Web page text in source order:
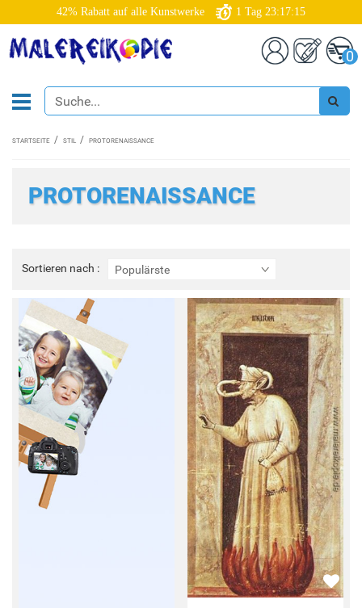
42% Rabatt auf alle Kunstwerke 1 Tag 23:17:13
0
STARTSEITE STIL PROTORENAISSANCE
PROTORENAISSANCE
Sortieren nach : Populärste
Sortieren
nach